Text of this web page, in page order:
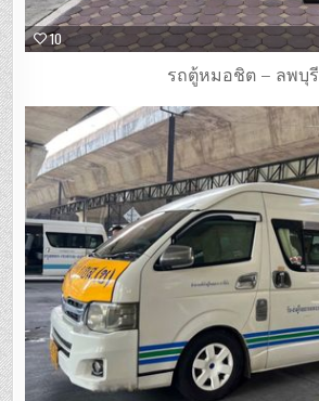
10
รถตู้หมอชิต – ลพบุรี